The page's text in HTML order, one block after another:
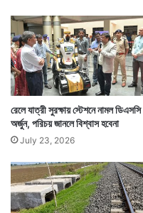
রেলে যাত্রী সুরক্ষায় স্টেশনে নামল ডিএসসি
অর্জুন, পরিচয় জানলে বিশ্বাস হবেনা
July 23, 2026